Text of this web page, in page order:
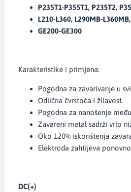
P235T1-P355T1, P235T2,
L210-L360, L290MB-
GE200-GE300
Karakteristike i primjena:
Pogodna za zavarivanje u
Odlična čvrstoća i žilavost.
Pogodna za nanošenje
Zavareni metal sadrži vrlo
Oko 120% iskorištenja
Elektroda zahtijeva
DC(+)